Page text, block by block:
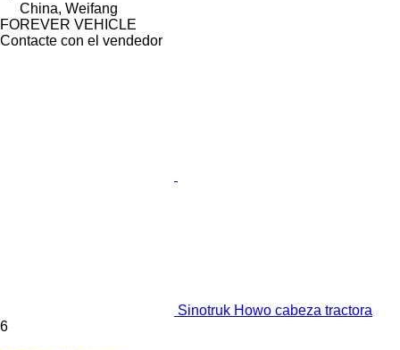
China, Weifang
FOREVER VEHICLE
Contacte con el vendedor
Sinotruk Howo cabeza tractora
6